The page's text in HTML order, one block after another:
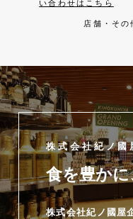
い合わせはこちら
店舗・その
株式会社紀ノ國
食を豊か
株式会社紀ノ國屋